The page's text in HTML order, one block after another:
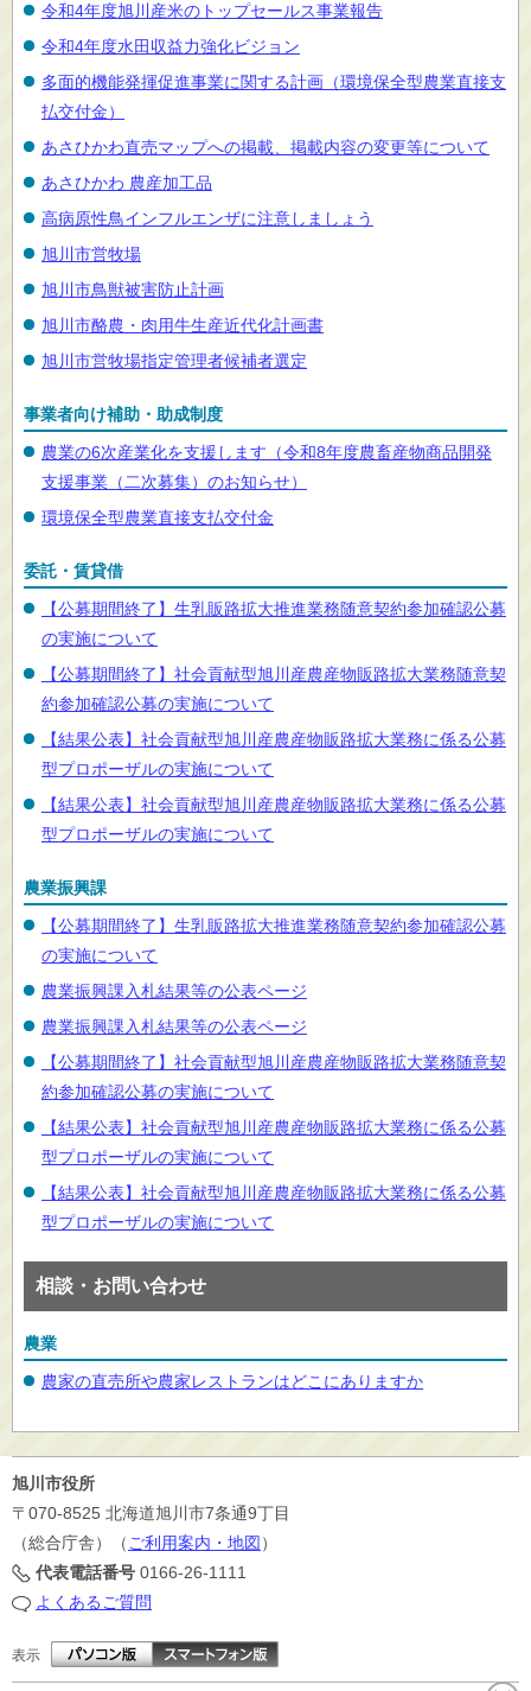
令和4年度旭川産米のトップセールス事業報告
令和4年度水田収益力強化ビジョン
多面的機能発揮促進事業に関する計画（環境保全型農業直接支
払交付金）
あさひかわ直売マップへの掲載、掲載内容の変更等について
あさひかわ 農産加工品
高病原性鳥インフルエンザに注意しましょう
旭川市営牧場
旭川市鳥獣被害防止計画
旭川市酪農・肉用牛生産近代化計画書
旭川市営牧場指定管理者候補者選定
事業者向け補助・助成制度
農業の6次産業化を支援します（令和8年度農畜産物商品開発
支援事業（二次募集）のお知らせ）
環境保全型農業直接支払交付金
委託・賃貸借
【公募期間終了】生乳販路拡大推進業務随意契約参加確認公募
の実施について
【公募期間終了】社会貢献型旭川産農産物販路拡大業務随意契
約参加確認公募の実施について
【結果公表】社会貢献型旭川産農産物販路拡大業務に係る公募
型プロポーザルの実施について
【結果公表】社会貢献型旭川産農産物販路拡大業務に係る公募
型プロポーザルの実施について
農業振興課
【公募期間終了】生乳販路拡大推進業務随意契約参加確認公募
の実施について
農業振興課入札結果等の公表ページ
農業振興課入札結果等の公表ページ
【公募期間終了】社会貢献型旭川産農産物販路拡大業務随意契
約参加確認公募の実施について
【結果公表】社会貢献型旭川産農産物販路拡大業務に係る公募
型プロポーザルの実施について
【結果公表】社会貢献型旭川産農産物販路拡大業務に係る公募
型プロポーザルの実施について
相談・お問い合わせ
農業
農家の直売所や農家レストランはどこにありますか
旭川市役所
〒070-8525 北海道旭川市7条通9丁目
（総合庁舎）（ ご利用案内・地図 ）
代表電話番号 0166-26-1111
よくあるご質問
表示